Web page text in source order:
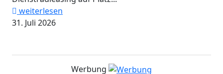
weiterlesen
31. Juli 2026
Werbung